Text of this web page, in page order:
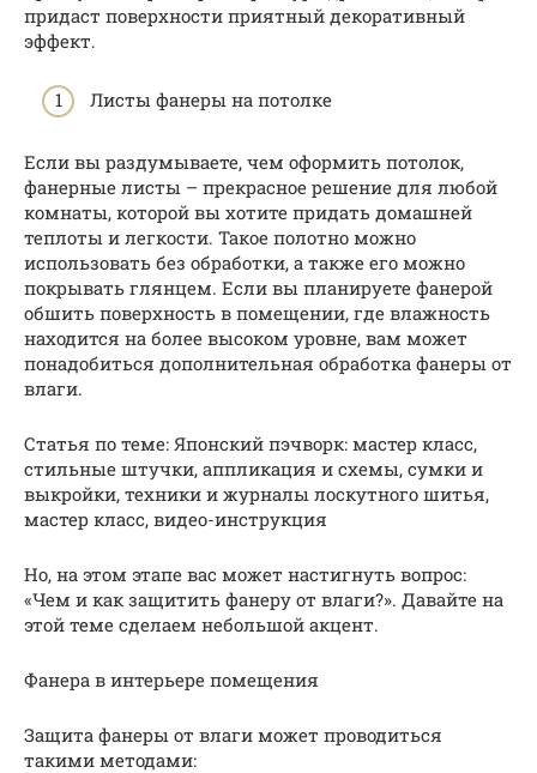
придаст поверхности приятный декоративный
эффект.
Листы фанеры на потолке
Если вы раздумываете, чем оформить потолок,
фанерные листы – прекрасное решение для любой
комнаты, которой вы хотите придать домашней
теплоты и легкости. Такое полотно можно
использовать без обработки, а также его можно
покрывать глянцем. Если вы планируете фанерой
обшить поверхность в помещении, где влажность
находится на более высоком уровне, вам может
понадобиться дополнительная обработка фанеры от
влаги.
Статья по теме: Японский пэчворк: мастер класс,
стильные штучки, аппликация и схемы, сумки и
выкройки, техники и журналы лоскутного шитья,
мастер класс, видео-инструкция
Но, на этом этапе вас может настигнуть вопрос:
«Чем и как защитить фанеру от влаги?». Давайте на
этой теме сделаем небольшой акцент.
Фанера в интерьере помещения
Защита фанеры от влаги может проводиться
такими методами: